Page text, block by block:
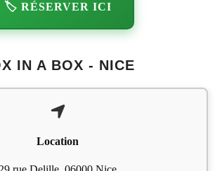
🏷️ RÉSERVER ICI
IN A BOX - NICE
Location